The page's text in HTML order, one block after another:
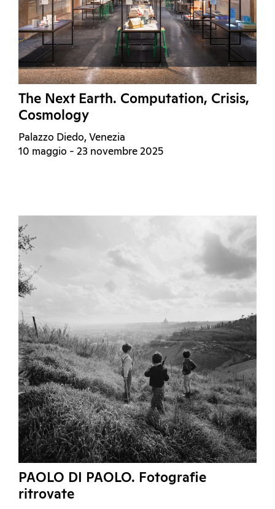
The Next Earth. Computation, Crisis,
Cosmology
Palazzo Diedo, Venezia
10 maggio - 23 novembre 2025
PAOLO DI PAOLO. Fotografie
ritrovate